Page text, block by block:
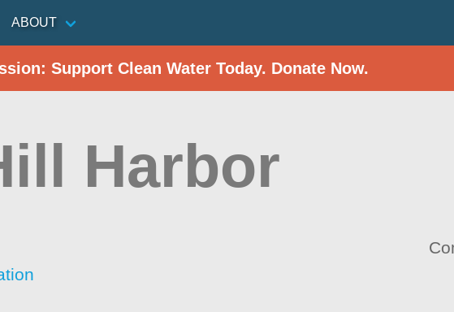
ABOUT
Support Clean Water Today. Donate Now.
Harbor